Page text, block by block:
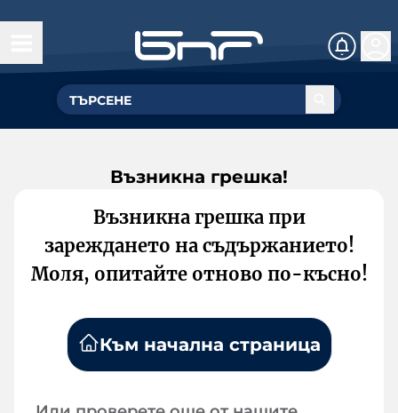
Възникна грешка!
Възникна грешка при
зареждането на съдържанието!
Моля, опитайте отново по-късно!
Към начална страница